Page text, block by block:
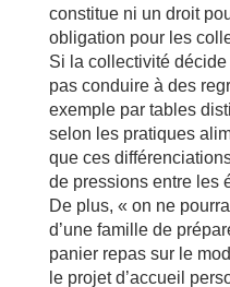
constitue ni un droit
obligation pour les
Si la collectivité
pas conduire à des
exemple par tables
selon les pratiques
que ces
de pressions entre les
De plus, « on ne
d’une famille de
panier repas sur le
le projet d’accueil